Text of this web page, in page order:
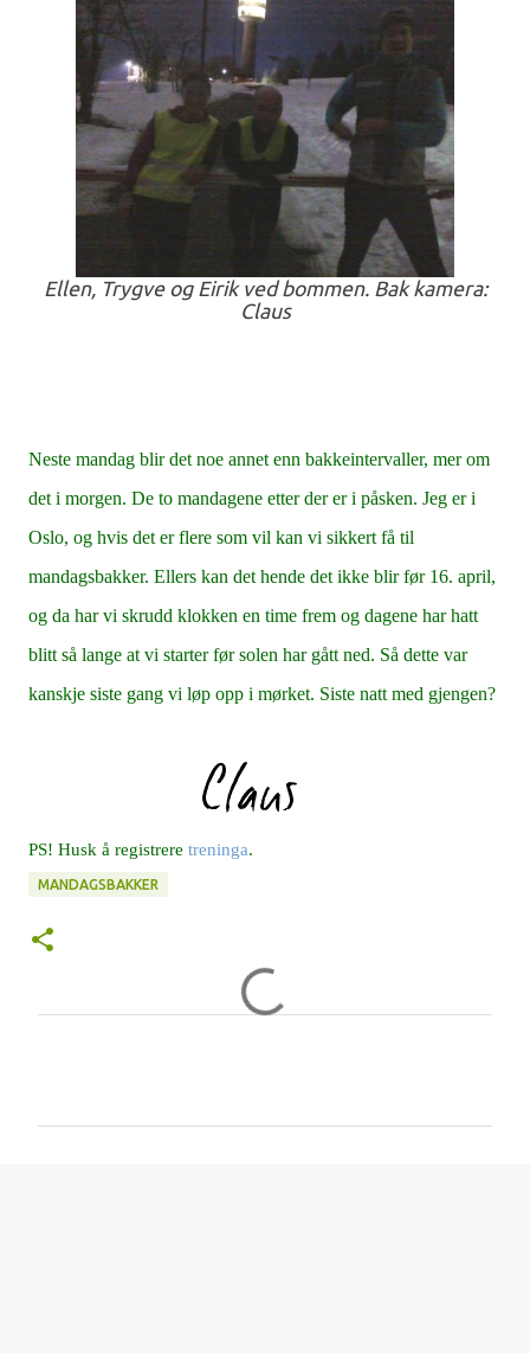
Ellen, Trygve og Eirik ved bommen. Bak kamera:
Claus
Neste mandag blir det noe annet enn bakkeintervaller, mer om
det i morgen. De to mandagene etter der er i påsken. Jeg er i
Oslo, og hvis det er flere som vil kan vi sikkert få til
mandagsbakker. Ellers kan det hende det ikke blir før 16. april,
og da har vi skrudd klokken en time frem og dagene har hatt
blitt så lange at vi starter før solen har gått ned. Så dette var
kanskje siste gang vi løp opp i mørket. Siste natt med gjengen?
PS! Husk å registrere treninga.
MANDAGSBAKKER